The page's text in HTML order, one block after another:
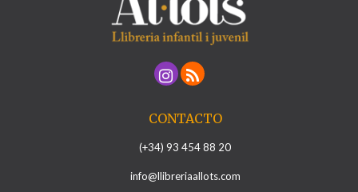
CONTACTO
(+34) 93 454 88 20
info@llibreriaallots.com